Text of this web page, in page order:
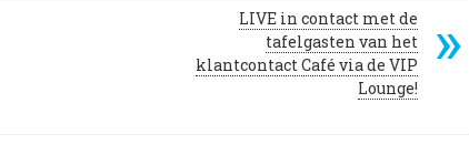
LIVE in contact met de
tafelgasten van het
klantcontact Café via de VIP
Lounge!